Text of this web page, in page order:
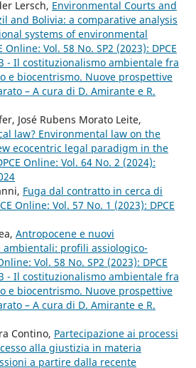
Lersch, Environmental Courts and
and Bolivia: a comparative analysis
systems of environmental
Online: Vol. 58 No. SP2 (2023): DPCE
- Il costituzionalismo ambientale fra
e biocentrismo. Nuove prospettive
– A cura di D. Amirante e R.
José Rubens Morato Leite,
law? Environmental law on the
ecocentric legal paradigm in the
Online: Vol. 64 No. 2 (2024):
Fuga dal contratto in cerca di
Online: Vol. 57 No. 1 (2023): DPCE
Antropocene e nuovi
profili assiologico-
Vol. 58 No. SP2 (2023): DPCE
- Il costituzionalismo ambientale fra
e biocentrismo. Nuove prospettive
– A cura di D. Amirante e R.
Contino, Partecipazione ai processi
alla giustizia in materia
a partire dalla recente